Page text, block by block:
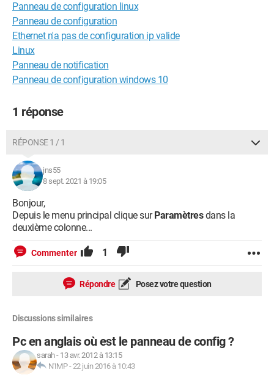
Panneau de configuration linux
Panneau de configuration
Ethernet n'a pas de configuration ip valide
Linux
Panneau de notification
Panneau de configuration windows 10
1 réponse
RÉPONSE 1 / 1
jns55
8 sept. 2021 à 19:05
Bonjour,
Depuis le menu principal clique surParamètresdans la
deuxième colonne...
Commenter 1
Répondre Posez votre question
Discussions similaires
Pc en anglais où est le panneau de config ?
sarah- 13 avr. 2012 à 13:15
N'IMP-22 juin 2016 à 10:43